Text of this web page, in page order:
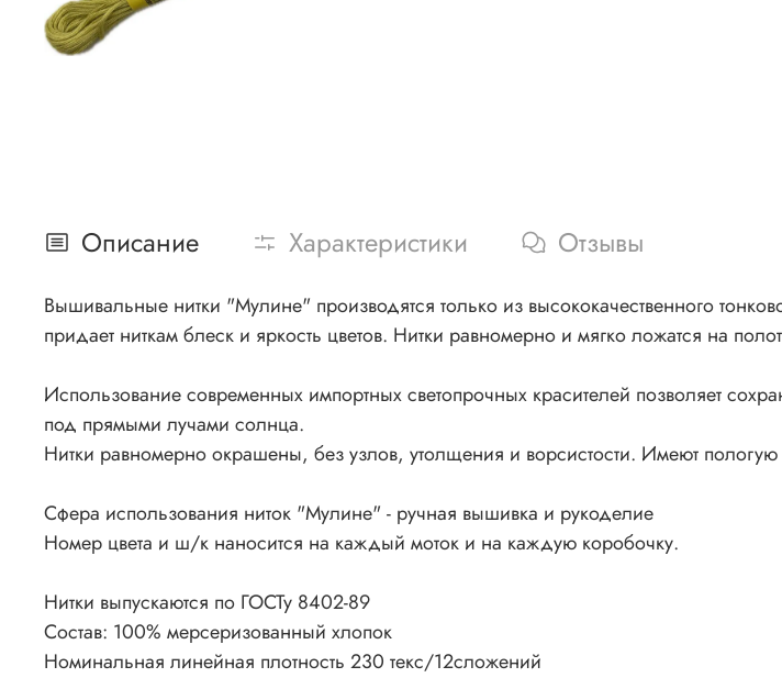
Описание Характеристики Отзывы
Вышивальные нитки "Мулине" производятся только из высококачественного
придает ниткам блеск и яркость цветов. Нитки равномерно и мягко ложатся на
Использование современных импортных светопрочных красителей позволяет
под прямыми лучами солнца.
Нитки равномерно окрашены, без узлов, утолщения и ворсистости. Имеют
Сфера использования ниток "Мулине" - ручная вышивка и рукоделие
Номер цвета и ш/к наносится на каждый моток и на каждую коробочку.
Нитки выпускаются по ГОСТу 8402-89
Состав: 100% мерсеризованный хлопок
Номинальная линейная плотность 230 текс/12сложений